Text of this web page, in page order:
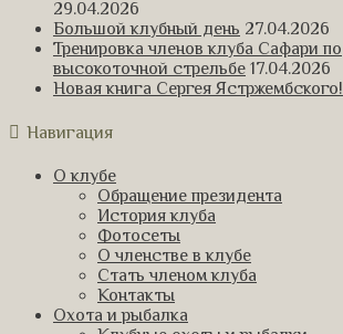
29.04.2026
Большой клубный день 27.04.2026
Тренировка членов клуба Сафари по
высокоточной стрельбе 17.04.2026
Новая книга Сергея Ястржембского!
Навигация
О клубе
Обращение президента
История клуба
Фотосеты
О членстве в клубе
Стать членом клуба
Контакты
Охота и рыбалка